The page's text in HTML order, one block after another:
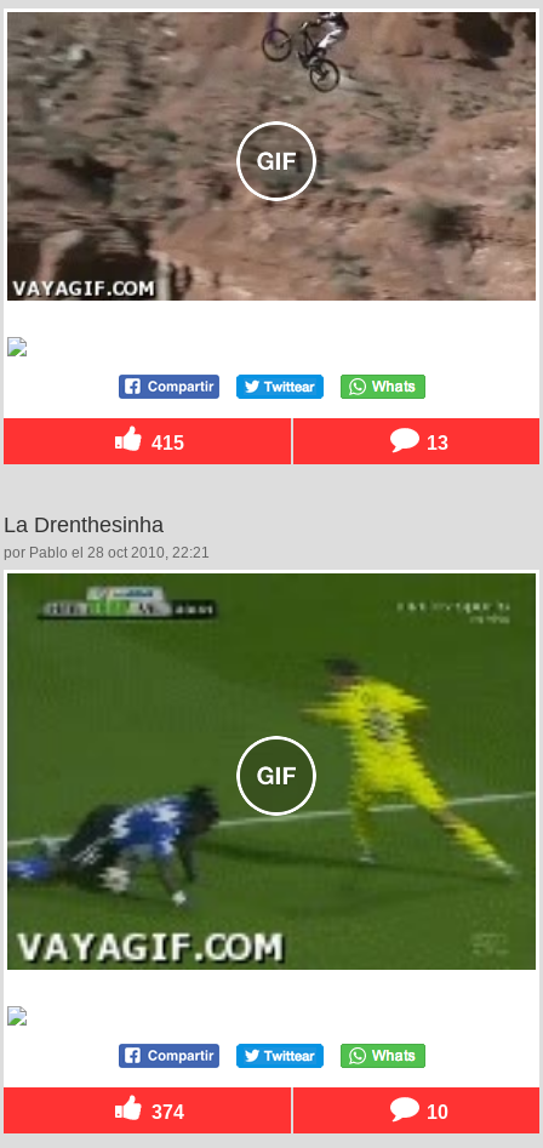
415 13
La Drenthesinha
por Pablo el 28 oct 2010, 22:21
374 10